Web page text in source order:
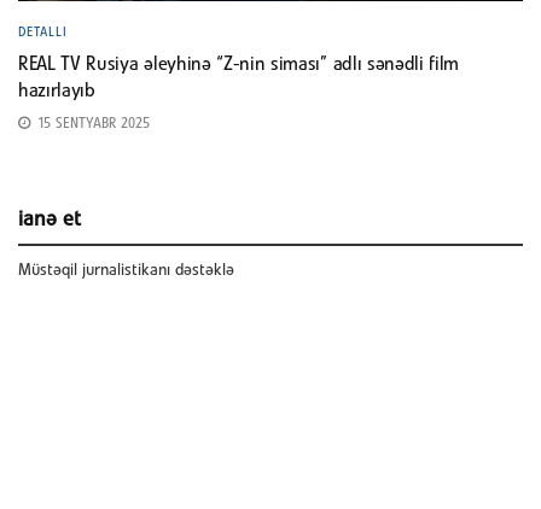
DETALLI
REAL TV Rusiya əleyhinə “Z-nin siması” adlı sənədli film
hazırlayıb
15 SENTYABR 2025
ianə et
Müstəqil jurnalistikanı dəstəklə